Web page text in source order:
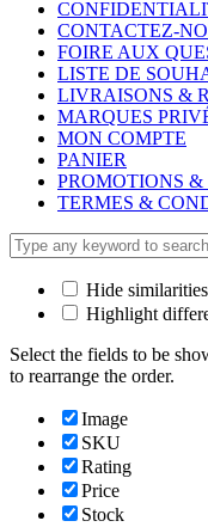
CONTACTEZ-
FOIRE AUX
LISTE DE
LIVRAISONS &
MARQUES
MON COMPTE
PANIER
PROMOTIONS
TERMES &
Hide similarities
Highlight
Select the fields to be
to rearrange the order.
Image
SKU
Rating
Price
Stock